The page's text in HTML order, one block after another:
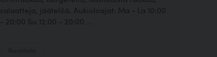
salaatteja, jäätelöä. Aukioloajat: Ma - La 10:00
- 20:00 Su 12:00 - 20:00 ...